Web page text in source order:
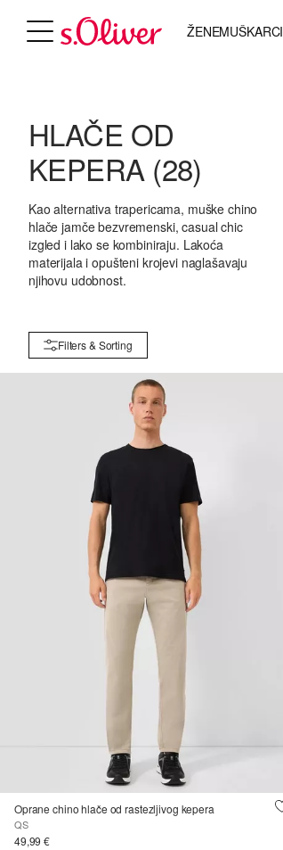
ŽENEMUŠKARCI
HLAČE OD
KEPERA (28)
Kao alternativa trapericama, muške chino
hlače jamče bezvremenski, casual chic
izgled i lako se kombiniraju. Lakoća
materijala i opušteni krojevi naglašavaju
njihovu udobnost.
Filters & Sorting
Oprane chino hlače od rastezljivog kepera
QS
49,99 €